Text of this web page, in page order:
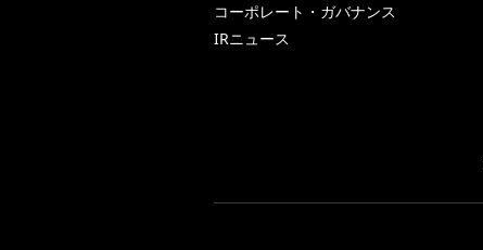
コーポレート・ガバナンス
IRニュース